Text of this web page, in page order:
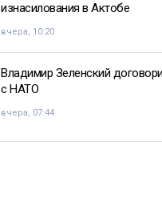
изнасилования в Актобе
вчера, 10:20
Владимир Зеленский
с НАТО
вчера, 07:44